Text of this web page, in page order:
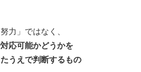
力」ではなく、
応可能かどうかを
うえで判断するもの